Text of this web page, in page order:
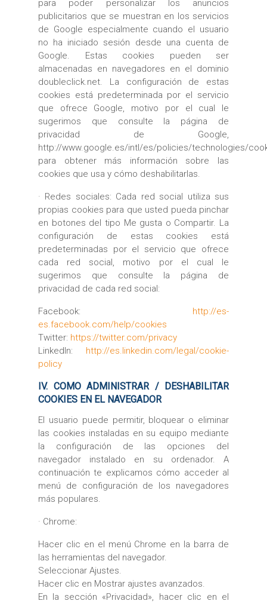
para poder personalizar los anuncios
publicitarios que se muestran en los servicios
de Google especialmente cuando el usuario
no ha iniciado sesión desde una cuenta de
Google. Estas cookies pueden ser
almacenadas en navegadores en el dominio
doubleclick.net. La configuración de estas
cookies está predeterminada por el servicio
que ofrece Google, motivo por el cual le
sugerimos que consulte la página de
privacidad de Google,
http://www.google.es/intl/es/policies/technologies/
para obtener más información sobre las
cookies que usa y cómo deshabilitarlas.
· Redes sociales: Cada red social utiliza sus
propias cookies para que usted pueda pinchar
en botones del tipo Me gusta o Compartir. La
configuración de estas cookies está
predeterminadas por el servicio que ofrece
cada red social, motivo por el cual le
sugerimos que consulte la página de
privacidad de cada red social:
Facebook: http://es-
es.facebook.com/help/cookies
Twitter: https://twitter.com/privacy
LinkedIn: http://es.linkedin.com/legal/cookie-
policy
IV. COMO ADMINISTRAR / DESHABILITAR
COOKIES EN EL NAVEGADOR
El usuario puede permitir, bloquear o eliminar
las cookies instaladas en su equipo mediante
la configuración de las opciones del
navegador instalado en su ordenador. A
continuación te explicamos cómo acceder al
menú de configuración de los navegadores
más populares.
· Chrome:
Hacer clic en el menú Chrome en la barra de
las herramientas del navegador.
Seleccionar Ajustes.
Hacer clic en Mostrar ajustes avanzados.
En la sección «Privacidad», hacer clic en el